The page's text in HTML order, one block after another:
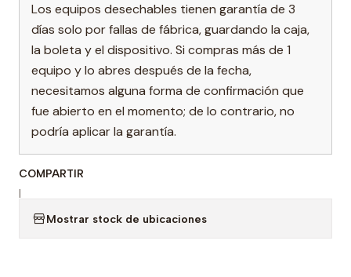
Los equipos desechables tienen garantía de 3
días solo por fallas de fábrica, guardando la caja,
la boleta y el dispositivo. Si compras más de 1
equipo y lo abres después de la fecha,
necesitamos alguna forma de confirmación que
fue abierto en el momento; de lo contrario, no
podría aplicar la garantía.
COMPARTIR
|
Mostrar stock de ubicaciones